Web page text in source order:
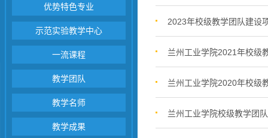
优势特色专业
示范实验教学中心
一流课程
教学团队
教学名师
教学成果
2023年校级教学团队建设
兰州工业学院2021年校级
兰州工业学院2020年校级
兰州工业学院校级教学团